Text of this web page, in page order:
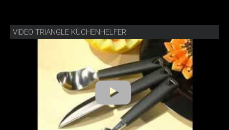
VIDEO TRIANGLE KÜCHENHELFER